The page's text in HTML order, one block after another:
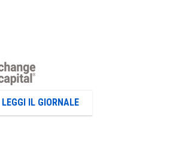
LEGGI IL GIORNALE